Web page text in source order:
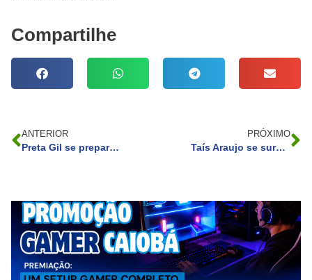
Compartilhe
ANTERIOR
Preta Gil se prepara em casa para tratamento contra câncer: ‘Me fortalecendo’
PRÓXIMO
Taís Araujo se surpreende ao descobrir que Domitila, do BBB 23, sonha em ser amiga dela: ‘Curioso’